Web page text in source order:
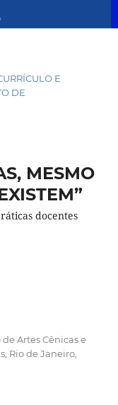
E
DE
MESMO
docentes
Artes Cênicas e
Rio de Janeiro,